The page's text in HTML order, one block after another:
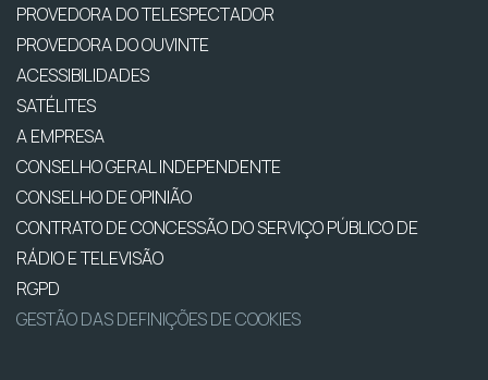
PROVEDORA DO TELESPECTADOR
PROVEDORA DO OUVINTE
ACESSIBILIDADES
SATÉLITES
A EMPRESA
CONSELHO GERAL INDEPENDENTE
CONSELHO DE OPINIÃO
CONTRATO DE CONCESSÃO DO SERVIÇO PÚBLICO DE
RÁDIO E TELEVISÃO
RGPD
GESTÃO DAS DEFINIÇÕES DE COOKIES